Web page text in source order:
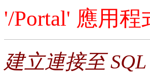
'/Portal' 應用
建立連接至